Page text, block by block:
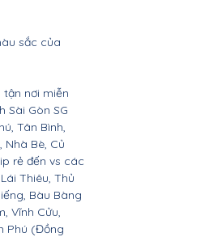
sắc của
nơi miễn
Sài Gòn SG
Tân Bình,
Nhà Bè, Củ
rẻ đến vs các
Thiêu, Thủ
Bàu Bàng
Vĩnh Cửu,
Phú (Đồng